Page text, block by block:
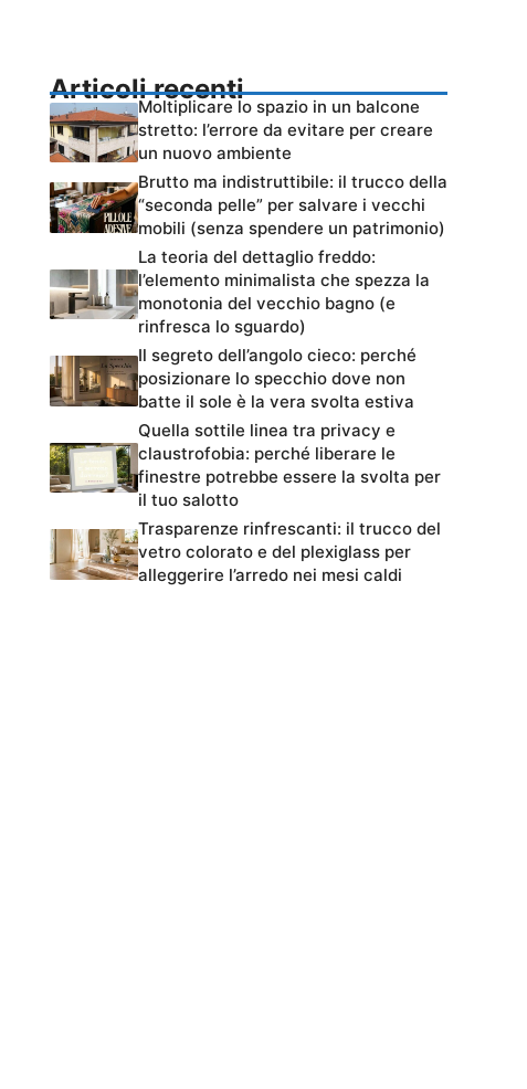
Articoli recenti
Moltiplicare lo spazio in un balcone
stretto: l’errore da evitare per creare
un nuovo ambiente
Brutto ma indistruttibile: il trucco della
“seconda pelle” per salvare i vecchi
mobili (senza spendere un patrimonio)
La teoria del dettaglio freddo:
l’elemento minimalista che spezza la
monotonia del vecchio bagno (e
rinfresca lo sguardo)
Il segreto dell’angolo cieco: perché
posizionare lo specchio dove non
batte il sole è la vera svolta estiva
Quella sottile linea tra privacy e
claustrofobia: perché liberare le
finestre potrebbe essere la svolta per
il tuo salotto
Trasparenze rinfrescanti: il trucco del
vetro colorato e del plexiglass per
alleggerire l’arredo nei mesi caldi